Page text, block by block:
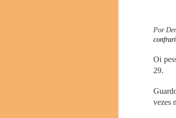
Por
Oi
29.
vezes